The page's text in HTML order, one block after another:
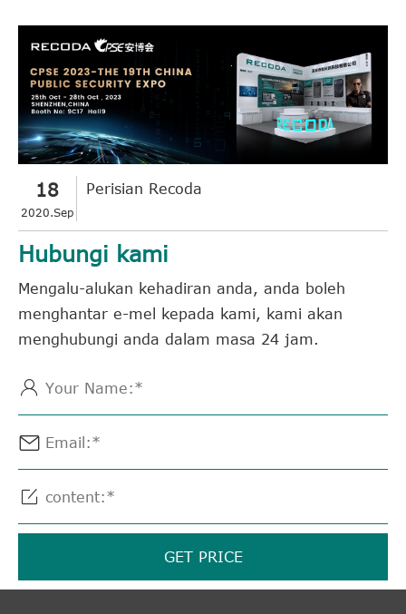
18
2020.Sep
Perisian Recoda
Hubungi kami
Mengalu-alukan kehadiran anda, anda boleh
menghantar e-mel kepada kami, kami akan
menghubungi anda dalam masa 24 jam.



GET PRICE